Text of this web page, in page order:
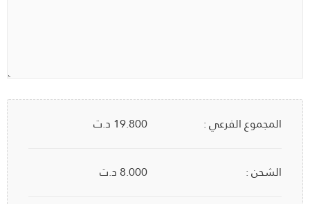
المجموع الفرعي : 19.800 د.ت
الشحن : 8.000 د.ت